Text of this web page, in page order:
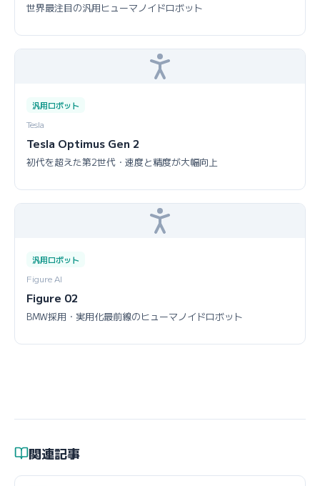
世界最注目の汎用ヒューマノイドロボット
汎用ロボット
Tesla
Tesla Optimus Gen 2
初代を超えた第2世代・速度と精度が大幅向上
汎用ロボット
Figure AI
Figure 02
BMW採用・実用化最前線のヒューマノイドロボット
関連記事